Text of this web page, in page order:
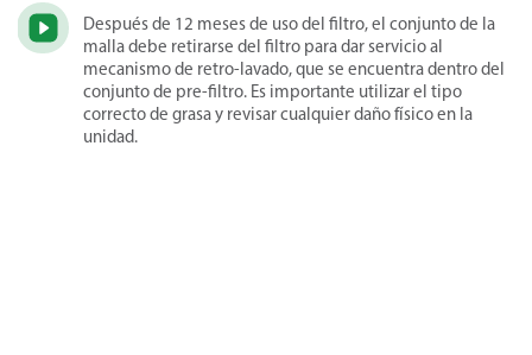
Después de 12 meses de uso del filtro, el conjunto de la
malla debe retirarse del filtro para dar servicio al
mecanismo de retro-lavado, que se encuentra dentro del
conjunto de pre-filtro. Es importante utilizar el tipo
correcto de grasa y revisar cualquier daño físico en la
unidad.